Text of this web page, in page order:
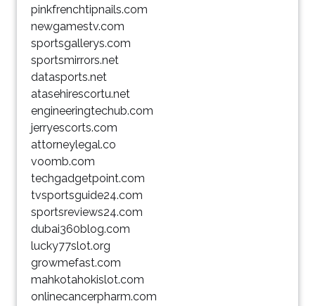
pinkfrenchtipnails.com
newgamestv.com
sportsgallerys.com
sportsmirrors.net
datasports.net
atasehirescortu.net
engineeringtechub.com
jerryescorts.com
attorneylegal.co
voomb.com
techgadgetpoint.com
tvsportsguide24.com
sportsreviews24.com
dubai360blog.com
lucky77slot.org
growmefast.com
mahkotahokislot.com
onlinecancerpharm.com